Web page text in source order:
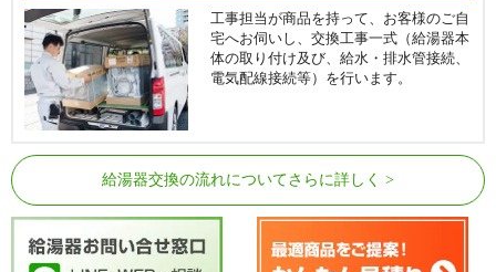
工事担当が商品を持って、お客様のご自
宅へお伺いし、交換工事一式（給湯器本
体の取り付け及び、給水・排水管接続、
電気配線接続等）を行います。
給湯器交換の流れについてさらに詳しく